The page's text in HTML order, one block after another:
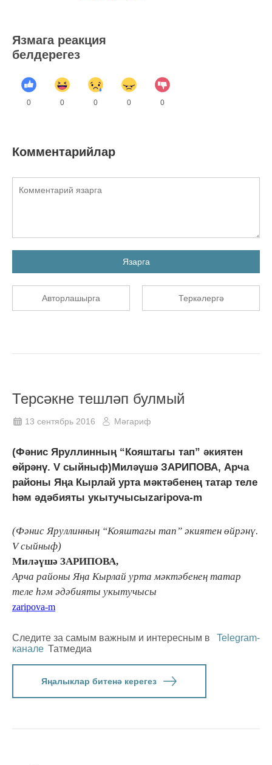
Язмага реакция
белдерегез
0 0 0 0 0
Комментарийлар
Язарга
Авторлашырга Теркәлергә
Терсәкне тешләп булмый
13 сентябрь 2016 Мәгариф
(Фәнис Яруллинның “Кояштагы тап” әкиятен
өйрәнү. V сыйныф)Миләүшә ЗАРИПОВА, Арча
районы Яңа Кырлай урта мәктәбенең татар теле
һәм әдәбияты укытучысыzaripova-m
(Фәнис Яруллинның “Кояштагы тап” әкиятен өйрәнү.
V сыйныф)
Миләүшә ЗАРИПОВА,
Арча районы Яңа Кырлай урта мәктәбенең татар
теле һәм әдәбияты укытучысы
zaripova-m
Следите за самым важным и интересным в
Telegram-
канале Татмедиа
Яңалыклар битенә керегез